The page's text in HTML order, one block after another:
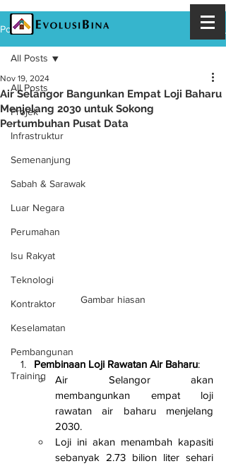
Post
All Posts
Projek
Infrastruktur
Semenanjung
Sabah & Sarawak
Luar Negara
Perumahan
Isu Rakyat
Teknologi
Kontraktor
Keselamatan
Pembangunan
Training
All Posts
Air Selangor Bangunkan Empat Loji Baharu
Menjelang 2030 untuk Sokong
Pertumbuhan Pusat Data
Nov 19, 2024
Gambar hiasan
Pembinaan Loji Rawatan Air Baharu:
Air Selangor akan
membangunkan empat loji
rawatan air baharu menjelang
2030.
Loji ini akan menambah kapasiti
sebanyak 2.73 bilion liter sehari